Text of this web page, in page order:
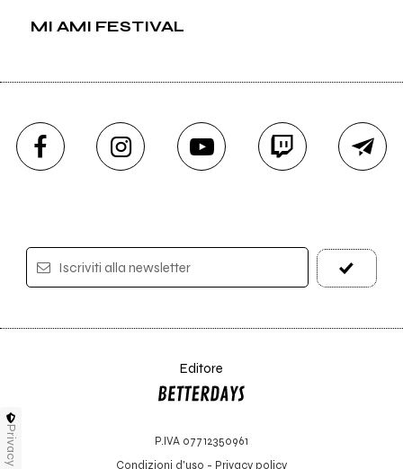
MI AMI FESTIVAL
Iscriviti alla newsletter
Editore
P.IVA 07712350961
Condizioni d'uso - Privacy policy
Privacy